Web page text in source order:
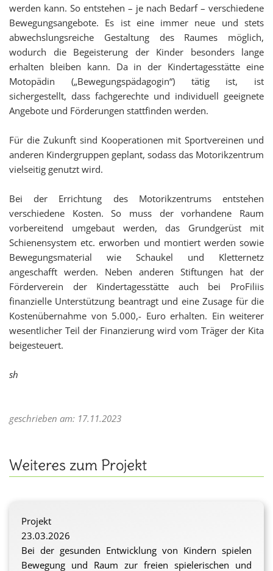
werden kann. So entstehen – je nach Bedarf – verschiedene
Bewegungsangebote. Es ist eine immer neue und stets
abwechslungsreiche Gestaltung des Raumes möglich,
wodurch die Begeisterung der Kinder besonders lange
erhalten bleiben kann. Da in der Kindertagesstätte eine
Motopädin („Bewegungspädagogin“) tätig ist, ist
sichergestellt, dass fachgerechte und individuell geeignete
Angebote und Förderungen stattfinden werden.
Für die Zukunft sind Kooperationen mit Sportvereinen und
anderen Kindergruppen geplant, sodass das Motorikzentrum
vielseitig genutzt wird.
Bei der Errichtung des Motorikzentrums entstehen
verschiedene Kosten. So muss der vorhandene Raum
vorbereitend umgebaut werden, das Grundgerüst mit
Schienensystem etc. erworben und montiert werden sowie
Bewegungsmaterial wie Schaukel und Kletternetz
angeschafft werden. Neben anderen Stiftungen hat der
Förderverein der Kindertagesstätte auch bei ProFiliis
finanzielle Unterstützung beantragt und eine Zusage für die
Kostenübernahme von 5.000,- Euro erhalten. Ein weiterer
wesentlicher Teil der Finanzierung wird vom Träger der Kita
beigesteuert.
sh
geschrieben am: 17.11.2023
Weiteres zum Projekt
Projekt
23.03.2026
Bei der gesunden Entwicklung von Kindern spielen
Bewegung und Raum zur freien spielerischen und